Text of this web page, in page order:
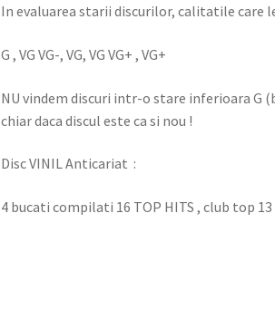
In evaluarea starii discurilor, calitatile care
G , VG VG-, VG, VG VG+ , VG+
NU vindem discuri intr-o stare inferioara G
chiar daca discul este ca si nou !
Disc VINIL Anticariat :
4 bucati compilati 16 TOP HITS , club top 13